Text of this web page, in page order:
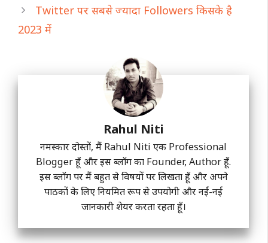
Twitter पर सबसे ज्यादा Followers किसके है
2023 में
Rahul Niti
नमस्कार दोस्तों, मैं Rahul Niti एक Professional
Blogger हूँ और इस ब्लॉग का Founder, Author हूँ.
इस ब्लॉग पर मैं बहुत से विषयों पर लिखता हूँ और अपने
पाठकों के लिए नियमित रूप से उपयोगी और नईं-नईं
जानकारी शेयर करता रहता हूँ।